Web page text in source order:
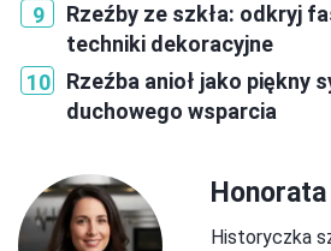
Rzeźby ze szkła: odkryj
techniki dekoracyjne
Rzeźba anioł jako piękny
duchowego wsparcia
Historyczka